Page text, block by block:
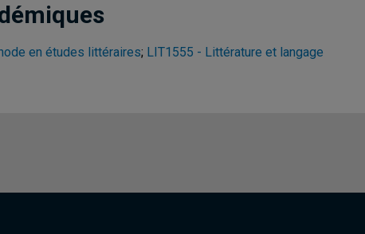
en études littéraires; LIT1555 - Littérature et langage